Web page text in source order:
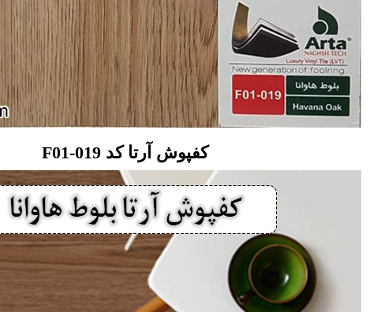
کفپوش آرتا کد F01-019